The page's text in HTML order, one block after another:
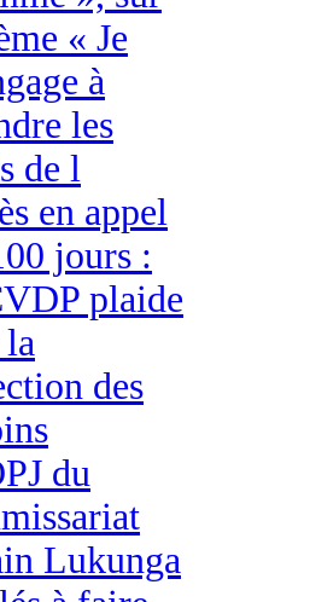
« Je
à
les
de l
en appel
jours :
plaide
des
du
Lukunga